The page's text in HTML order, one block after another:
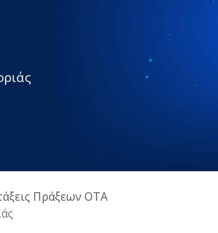
Πράξεων ΟΤΑ